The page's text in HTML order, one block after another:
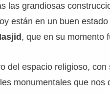
las grandiosas
están en un buen
, que en su momento
del espacio religioso,
monumentales que